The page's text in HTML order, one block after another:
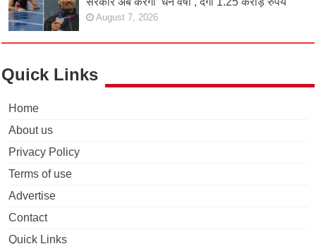
August 7, 2026
Quick Links
Home
About us
Privacy Policy
Terms of use
Advertise
Contact
Quick Links